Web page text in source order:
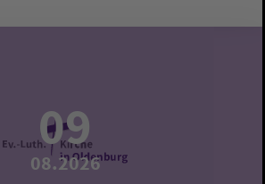
09
08.2026